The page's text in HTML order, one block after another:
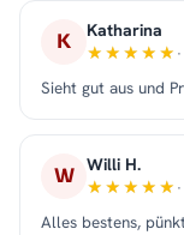
K Katharina
Sieht gut aus und
W Willi H.
Alles bestens,